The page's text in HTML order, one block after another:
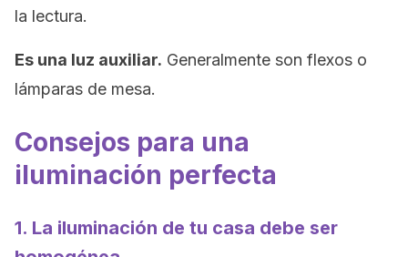
la lectura.
Es una luz auxiliar. Generalmente son flexos o
lámparas de mesa.
Consejos para una
iluminación perfecta
1. La iluminación de tu casa debe ser